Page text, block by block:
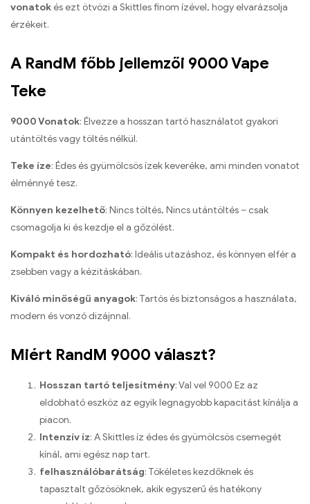
vonatok és ezt ötvözi a Skittles finom ízével, hogy elvarázsolja
érzékeit.
A RandM főbb jellemzői 9000 Vape
Teke
9000 Vonatok: Élvezze a hosszan tartó használatot gyakori
utántöltés vagy töltés nélkül.
Teke íze: Édes és gyümölcsös ízek keveréke, ami minden vonatot
élménnyé tesz.
Könnyen kezelhető: Nincs töltés, Nincs utántöltés – csak
csomagolja ki és kezdje el a gőzölést.
Kompakt és hordozható: Ideális utazáshoz, és könnyen elfér a
zsebben vagy a kézitáskában.
Kiváló minőségű anyagok: Tartós és biztonságos a használata,
modern és vonzó dizájnnal.
Miért RandM 9000 választ?
Hosszan tartó teljesítmény: Val vel 9000 Ez az
eldobható eszköz az egyik legnagyobb kapacitást kínálja a
piacon.
Intenzív íz: A Skittles íz édes és gyümölcsös csemegét
kínál, ami egész nap tart.
felhasználóbarátság: Tökéletes kezdőknek és
tapasztalt gőzösöknek, akik egyszerű és hatékony